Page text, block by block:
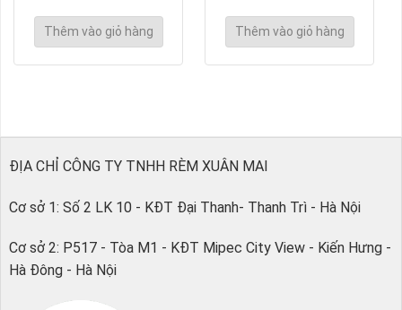
Thêm vào giỏ hàng Thêm vào giỏ hàng
ĐỊA CHỈ CÔNG TY TNHH RÈM XUÂN MAI
Cơ sở 1: Số 2 LK 10 - KĐT Đại Thanh- Thanh Trì - Hà Nội
Cơ sở 2: P517 - Tòa M1 - KĐT Mipec City View - Kiến Hưng -
Hà Đông - Hà Nội